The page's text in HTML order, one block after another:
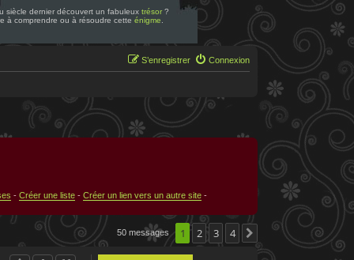
siècle dernier découvert un fabuleux trésor ?
à comprendre ou à résoudre cette énigme
Connexion
S’enregistrer
- Créer une liste - Créer un lien vers un autre site -
50 messages 1 2 3 4 Suivante